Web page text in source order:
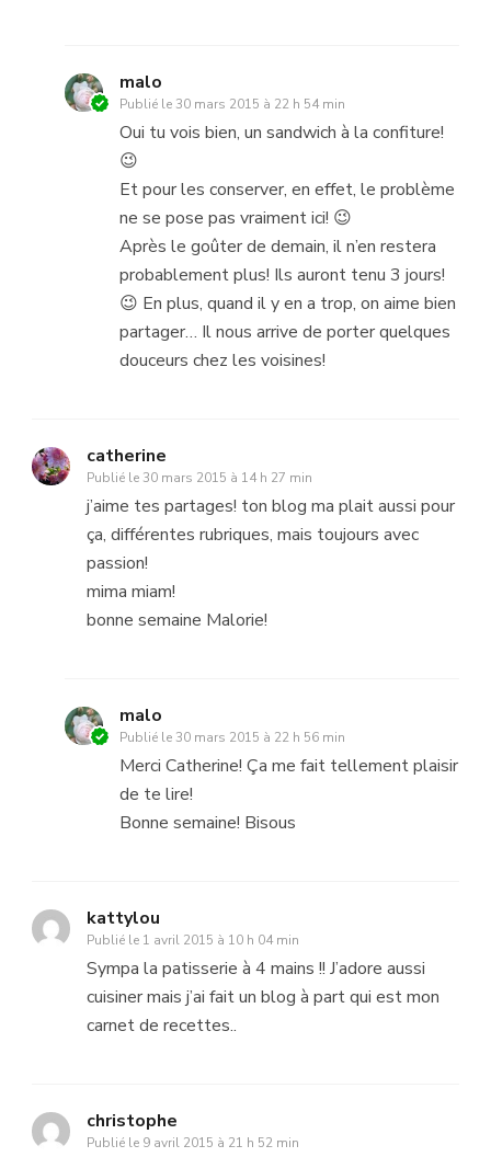
malo
Publié le 30 mars 2015 à 22 h 54 min
Oui tu vois bien, un sandwich à la confiture!
😉
Et pour les conserver, en effet, le problème
ne se pose pas vraiment ici! 😉
Après le goûter de demain, il n’en restera
probablement plus! Ils auront tenu 3 jours!
😉 En plus, quand il y en a trop, on aime bien
partager… Il nous arrive de porter quelques
douceurs chez les voisines!
catherine
Publié le 30 mars 2015 à 14 h 27 min
j’aime tes partages! ton blog ma plait aussi pour
ça, différentes rubriques, mais toujours avec
passion!
mima miam!
bonne semaine Malorie!
malo
Publié le 30 mars 2015 à 22 h 56 min
Merci Catherine! Ça me fait tellement plaisir
de te lire!
Bonne semaine! Bisous
kattylou
Publié le 1 avril 2015 à 10 h 04 min
Sympa la patisserie à 4 mains !! J’adore aussi
cuisiner mais j’ai fait un blog à part qui est mon
carnet de recettes..
christophe
Publié le 9 avril 2015 à 21 h 52 min